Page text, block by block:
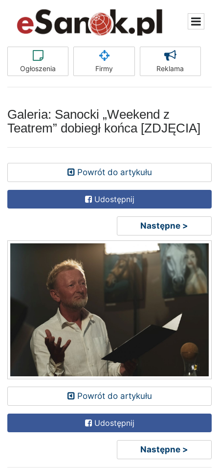
Ogłoszenia Firmy Reklama
Galeria: Sanocki „Weekend z
Teatrem” dobiegł końca [ZDJĘCIA]
Powrót do artykułu
Udostępnij
Następne >
Powrót do artykułu
Udostępnij
Następne >